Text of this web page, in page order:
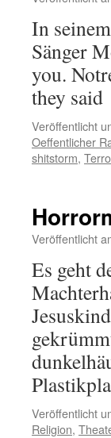
In
Sänger
you.
they said
Veröffentlicht
Oeffentlicher
shitstorm,
Veröffentlicht
Es geht
Veröffentlicht
Religion,